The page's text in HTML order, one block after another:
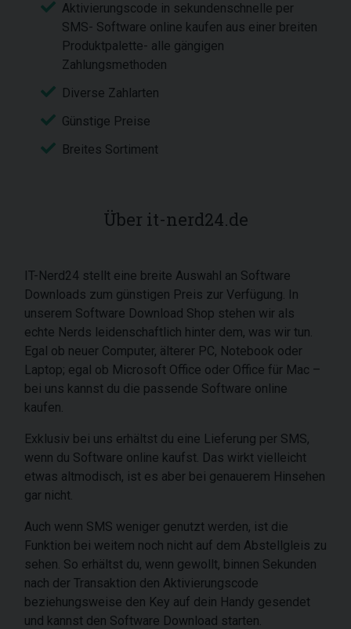
Aktivierungscode in sekundenschnelle per
SMS- Software online kaufen aus einer breiten
Produktpalette- alle gängigen
Zahlungsmethoden
Diverse Zahlarten
Günstige Preise
Breites Sortiment
Über it-nerd24.de
IT-Nerd24 stellt eine breite Auswahl an Software
Downloads zum günstigen Preis zur Verfügung. In
unserem Software Download Shop stehen wir als
echte Nerds leidenschaftlich hinter dem, was wir tun.
Egal ob neuer Computer, älterer PC, Notebook oder
Laptop; egal ob Microsoft Office oder Office für Mac –
bei uns kannst du die passende Software online
kaufen.
Exklusiv bei uns erhältst du eine Lieferung per SMS,
wenn du Software online kaufst. Das wirkt vielleicht
etwas altmodisch, ist es aber bei genauerem Hinsehen
gar nicht.
Auch wenn SMS weniger genutzt werden, ist die
Funktion bei weitem noch nicht auf dem Abstellgleis zu
sehen. So erhältst du, wenn gewollt, binnen Sekunden
nach der Transaktion den Aktivierungscode
beziehungsweise den Key auf dein Handy gesendet
und kannst den Software Download starten.